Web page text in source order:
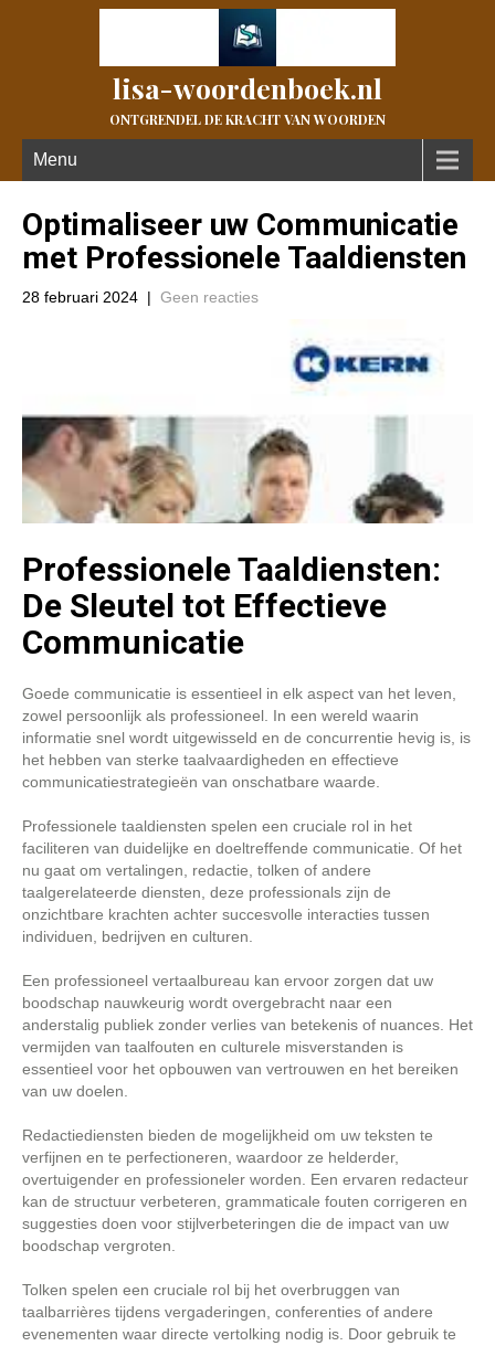
lisa-woordenboek.nl
ONTGRENDEL DE KRACHT VAN WOORDEN
Menu
Optimaliseer uw Communicatie
met Professionele Taaldiensten
28 februari 2024 | Geen reacties
Professionele Taaldiensten:
De Sleutel tot Effectieve
Communicatie
Goede communicatie is essentieel in elk aspect van het leven,
zowel persoonlijk als professioneel. In een wereld waarin
informatie snel wordt uitgewisseld en de concurrentie hevig is, is
het hebben van sterke taalvaardigheden en effectieve
communicatiestrategieën van onschatbare waarde.
Professionele taaldiensten spelen een cruciale rol in het
faciliteren van duidelijke en doeltreffende communicatie. Of het
nu gaat om vertalingen, redactie, tolken of andere
taalgerelateerde diensten, deze professionals zijn de
onzichtbare krachten achter succesvolle interacties tussen
individuen, bedrijven en culturen.
Een professioneel vertaalbureau kan ervoor zorgen dat uw
boodschap nauwkeurig wordt overgebracht naar een
anderstalig publiek zonder verlies van betekenis of nuances. Het
vermijden van taalfouten en culturele misverstanden is
essentieel voor het opbouwen van vertrouwen en het bereiken
van uw doelen.
Redactiediensten bieden de mogelijkheid om uw teksten te
verfijnen en te perfectioneren, waardoor ze helderder,
overtuigender en professioneler worden. Een ervaren redacteur
kan de structuur verbeteren, grammaticale fouten corrigeren en
suggesties doen voor stijlverbeteringen die de impact van uw
boodschap vergroten.
Tolken spelen een cruciale rol bij het overbruggen van
taalbarrières tijdens vergaderingen, conferenties of andere
evenementen waar directe vertolking nodig is. Door gebruik te